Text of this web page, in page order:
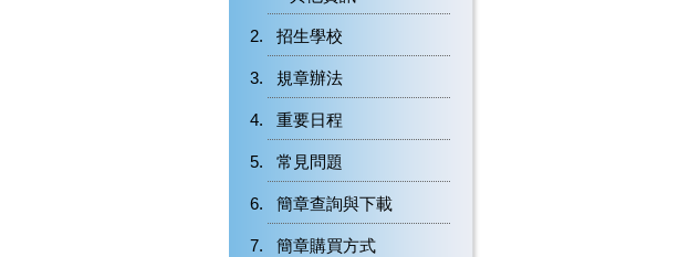
招生學校
規章辦法
重要日程
常見問題
簡章查詢與下載
簡章購買方式